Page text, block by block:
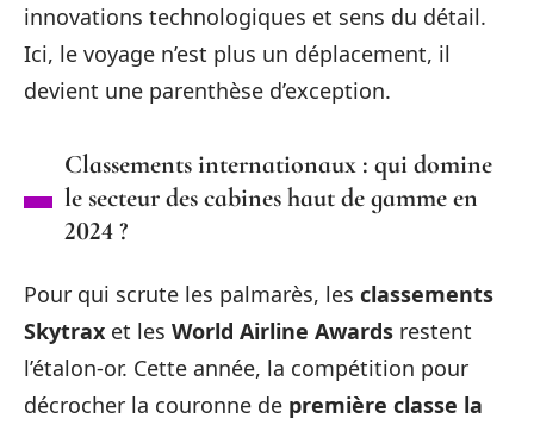
innovations technologiques et sens du détail.
Ici, le voyage n’est plus un déplacement, il
devient une parenthèse d’exception.
Classements internationaux : qui domine
le secteur des cabines haut de gamme en
2024 ?
Pour qui scrute les palmarès, les classements
Skytrax et les World Airline Awards restent
l’étalon-or. Cette année, la compétition pour
décrocher la couronne de première classe la